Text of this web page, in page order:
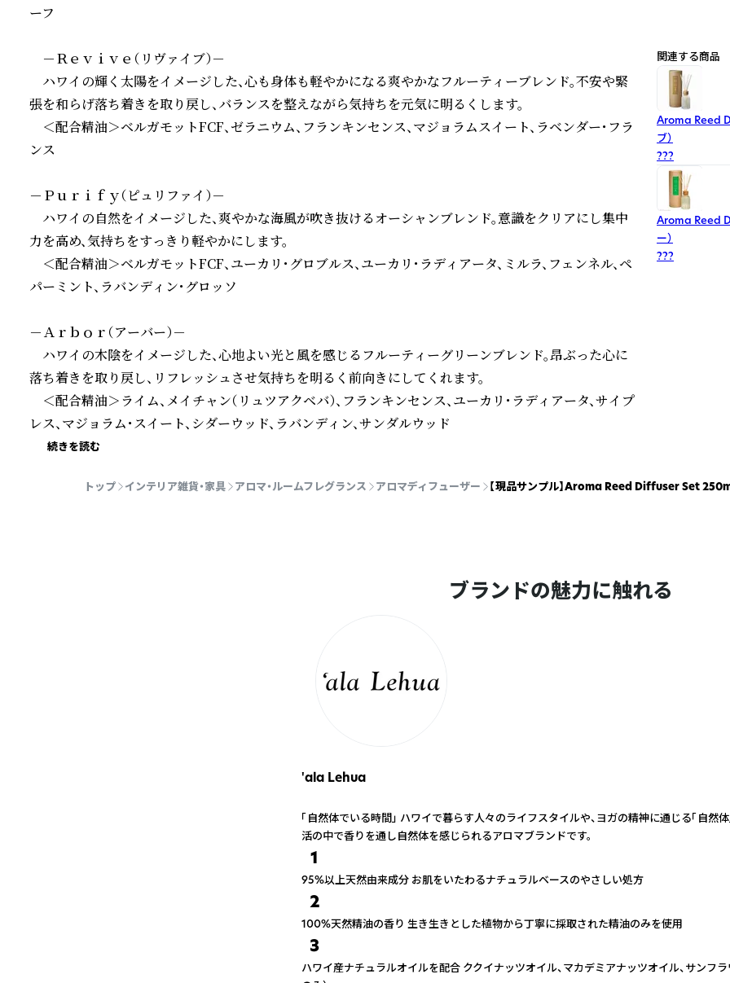
ーフ
－Ｒｅｖｉｖｅ（リヴァイブ）－
ハワイの輝く太陽をイメージした、心も身体も軽やかになる爽やかなフルーティーブレンド。不安や緊
張を和らげ落ち着きを取り戻し、バランスを整えながら気持ちを元気に明るくします。
＜配合精油＞ベルガモットFCF、ゼラニウム、フランキンセンス、マジョラムスイート、ラベンダー・フラ
ンス
－Ｐｕｒｉｆｙ（ピュリファイ）－
ハワイの自然をイメージした、爽やかな海風が吹き抜けるオーシャンブレンド。意識をクリアにし集中
力を高め、気持ちをすっきり軽やかにします。
＜配合精油＞ベルガモットFCF、ユーカリ・グロブルス、ユーカリ・ラディアータ、ミルラ、フェンネル、ペ
パーミント、ラバンディン・グロッソ
－Ａｒｂｏｒ（アーバー）－
ハワイの木陰をイメージした、心地よい光と風を感じるフルーティーグリーンブレンド。昂ぶった心に
落ち着きを取り戻し、リフレッシュさせ気持ちを明るく前向きにしてくれます。
＜配合精油＞ライム、メイチャン（リュツアクベバ）、フランキンセンス、ユーカリ・ラディアータ、サイプ
レス、マジョラム・スイート、シダーウッド、ラバンディン、サンダルウッド
続きを読む
関連する商品
Aroma Reed
ブ）
???
Aroma Reed
ー）
???
トップ インテリア雑貨・家具 アロマ・ルームフレグランス アロマディフューザー 【現品サンプル】Aroma Reed Diffuser Set
ブランドの魅力に触れる
'ala Lehua
「自然体でいる時間」 ハワイで暮らす人々のライフスタイルや、ヨガの精神に通じる「自然体
活の中で香りを通し自然体を感じられるアロマブランドです。
1
95%以上天然由来成分 お肌をいたわるナチュラルベースのやさしい処方
2
100%天然精油の香り 生き生きとした植物から丁寧に採取された精油のみを使用
3
ハワイ産ナチュラルオイルを配合 ククイナッツオイル、マカデミアナッツオイル、サンフラ